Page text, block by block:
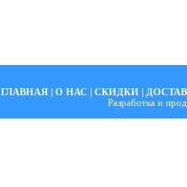
ГЛАВНАЯ | О НАС | СКИДКИ |
Разработка и